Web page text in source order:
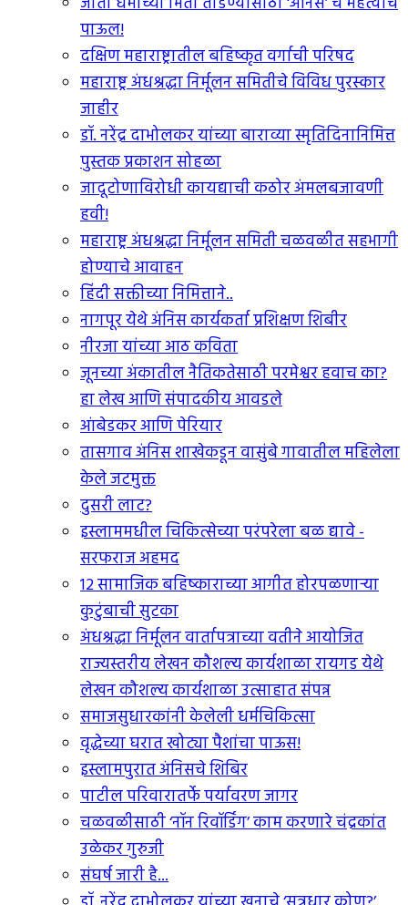
पाऊल!
दक्षिण महाराष्ट्रातील बहिष्कृत वर्गाची परिषद
महाराष्ट्र अंधश्रद्धा निर्मूलन समितीचे विविध पुरस्कार
जाहीर
डॉ. नरेंद्र दाभोलकर यांच्या बाराव्या स्मृतिदिनानिमित्त
पुस्तक प्रकाशन सोहळा
जादूटोणाविरोधी कायद्याची कठोर अंमलबजावणी
हवी!
महाराष्ट्र अंधश्रद्धा निर्मूलन समिती चळवळीत सहभागी
होण्याचे आवाहन
हिंदी सक्तीच्या निमित्ताने..
नागपूर येथे अंनिस कार्यकर्ता प्रशिक्षण शिबीर
नीरजा यांच्या आठ कविता
जूनच्या अंकातील नैतिकतेसाठी परमेश्वर हवाच का?
हा लेख आणि संपादकीय आवडले
आंबेडकर आणि पेरियार
तासगाव अंनिस शाखेकडून वासुंबे गावातील महिलेला
केले जटमुक्त
दुसरी लाट?
इस्लाममधील चिकित्सेच्या परंपरेला बळ द्यावे -
सरफराज अहमद
12 सामाजिक बहिष्काराच्या आगीत होरपळणार्‍या
कुटुंबाची सुटका
अंधश्रद्धा निर्मूलन वार्तापत्राच्या वतीने आयोजित
राज्यस्तरीय लेखन कौशल्य कार्यशाळा रायगड येथे
लेखन कौशल्य कार्यशाळा उत्साहात संपन्न
समाजसुधारकांनी केलेली धर्मचिकित्सा
वृद्धेच्या घरात खोट्या पैशांचा पाऊस!
इस्लामपुरात अंनिसचे शिबिर
पाटील परिवारातर्फे पर्यावरण जागर
चळवळीसाठी ‘नॉन रिवॉर्डिंग’ काम करणारे चंद्रकांत
उळेकर गुरुजी
संघर्ष जारी है...